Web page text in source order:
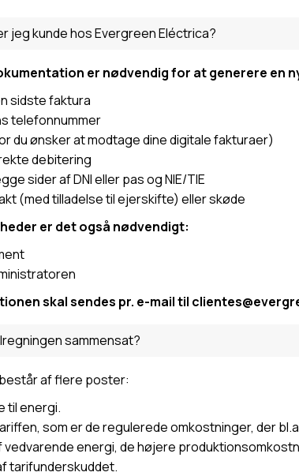
jeg kunde hos Evergreen Eléctrica?
er nødvendig for at generere en
sidste faktura
telefonnummer
du ønsker at modtage dine digitale fakturaer)
debitering
sider af DNI eller pas og NIE/TIE
(med tilladelse til ejerskifte) eller skøde
er det også nødvendigt:
skal sendes pr. e-mail til
sammensat?
af flere poster:
til energi.
som er de regulerede omkostninger, der
vedvarende energi, de højere
tarifunderskuddet.